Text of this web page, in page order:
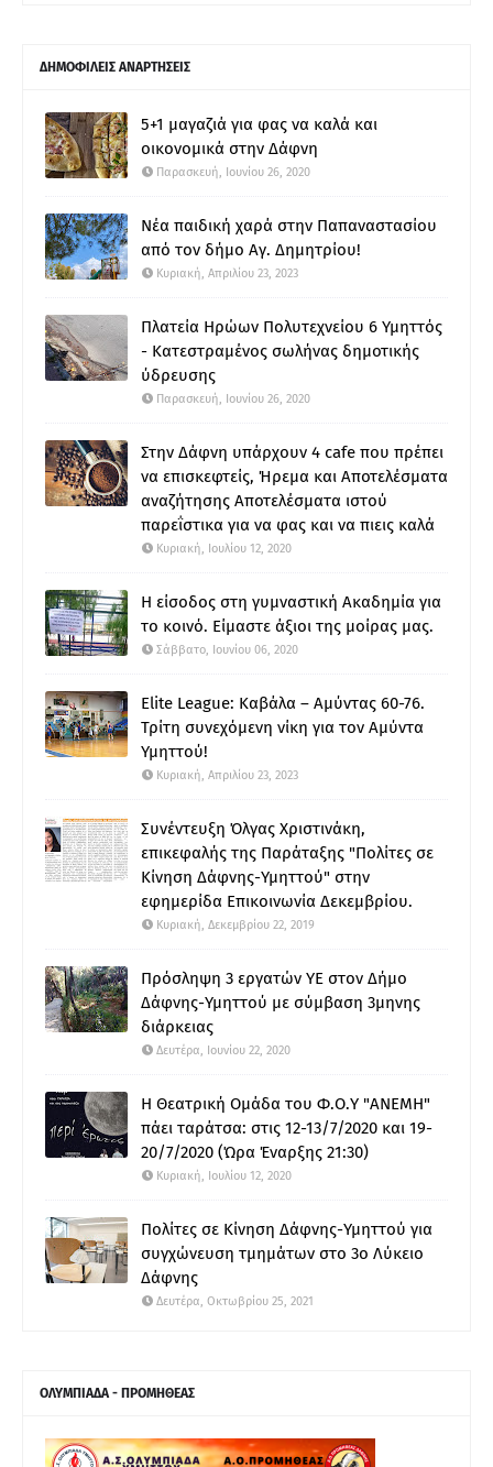
ΔΗΜΟΦΙΛΕΙΣ ΑΝΑΡΤΗΣΕΙΣ
5+1 μαγαζιά για φας να καλά και
οικονομικά στην Δάφνη
Παρασκευή, Ιουνίου 26, 2020
Νέα παιδική χαρά στην Παπαναστασίου
από τον δήμο Αγ. Δημητρίου!
Κυριακή, Απριλίου 23, 2023
Πλατεία Ηρώων Πολυτεχνείου 6 Υμηττός
- Κατεστραμένος σωλήνας δημοτικής
ύδρευσης
Παρασκευή, Ιουνίου 26, 2020
Στην Δάφνη υπάρχουν 4 cafe που πρέπει
να επισκεφτείς, Ήρεμα και Αποτελέσματα
αναζήτησης Αποτελέσματα ιστού
παρεΐστικα για να φας και να πιεις καλά
Κυριακή, Ιουλίου 12, 2020
Η είσοδος στη γυμναστική Ακαδημία για
το κοινό. Είμαστε άξιοι της μοίρας μας.
Σάββατο, Ιουνίου 06, 2020
Elite League: Καβάλα – Αμύντας 60-76.
Τρίτη συνεχόμενη νίκη για τον Αμύντα
Υμηττού!
Κυριακή, Απριλίου 23, 2023
Συνέντευξη Όλγας Χριστινάκη,
επικεφαλής της Παράταξης "Πολίτες σε
Κίνηση Δάφνης-Υμηττού" στην
εφημερίδα Επικοινωνία Δεκεμβρίου.
Κυριακή, Δεκεμβρίου 22, 2019
Πρόσληψη 3 εργατών ΥΕ στον Δήμο
Δάφνης-Υμηττού με σύμβαση 3μηνης
διάρκειας
Δευτέρα, Ιουνίου 22, 2020
Η Θεατρική Ομάδα του Φ.Ο.Υ "ΑΝΕΜΗ"
πάει ταράτσα: στις 12-13/7/2020 και 19-
20/7/2020 (Ώρα Έναρξης 21:30)
Κυριακή, Ιουλίου 12, 2020
Πολίτες σε Κίνηση Δάφνης-Υμηττού για
συγχώνευση τμημάτων στο 3ο Λύκειο
Δάφνης
Δευτέρα, Οκτωβρίου 25, 2021
ΟΛΥΜΠΙΑΔΑ - ΠΡΟΜΗΘΕΑΣ